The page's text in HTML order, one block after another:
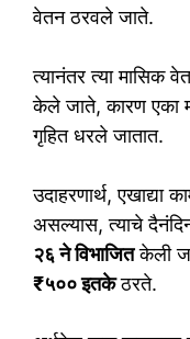
वेतन ठरवले जाते.
त्यानंतर त्या मासिक
केले जाते, कारण एका
गृहित धरले जातात.
उदाहरणार्थ, एखाद्या
असल्यास, त्याचे
२६ ने विभाजितकेली
₹५०० इतकेठरते.